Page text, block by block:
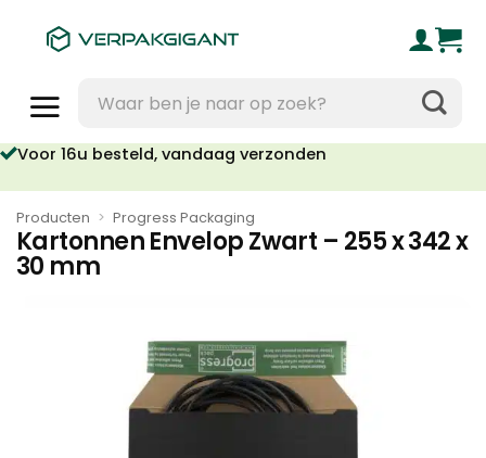
naar:
Voor 16u besteld, vandaag verzonden
Producten > Progress Packaging
Kartonnen Envelop Zwart – 255 x 342 x
30 mm